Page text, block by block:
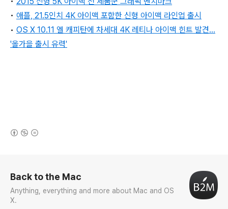
• 애플, 21.5인치 4K 아이맥 포함한 신형 아이맥 라인업 출시
• OS X 10.11 엘 캐피탄에 차세대 4K 레티나 아이맥 힌트 발견...
'올가을 출시 유력'
Back to the Mac
Anything, everything and more about Mac and OS
X.